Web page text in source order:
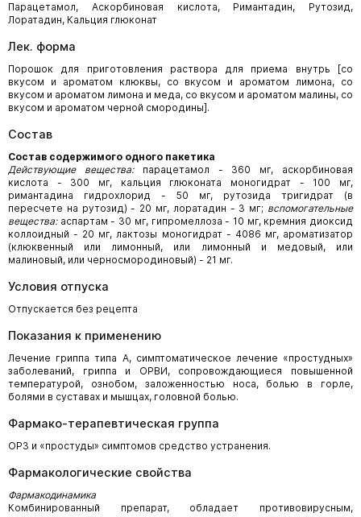
Парацетамол, Аскорбиновая кислота, Римантадин, Рутозид,
Лоратадин, Кальция глюконат
Лек. форма
Порошок для приготовления раствора для приема внутрь [со
вкусом и ароматом клюквы, со вкусом и ароматом лимона, со
вкусом и ароматом лимона и меда, со вкусом и ароматом малины, со
вкусом и ароматом черной смородины].
Состав
Состав содержимого одного пакетика
Действующие вещества: парацетамол - 360 мг, аскорбиновая
кислота - 300 мг, кальция глюконата моногидрат - 100 мг,
римантадина гидрохлорид - 50 мг, рутозида тригидрат (в
пересчете на рутозид) - 20 мг, лоратадин - 3 мг; вспомогательные
вещества: аспартам - 30 мг, гипромеллоза - 10 мг, кремния диоксид
коллоидный - 20 мг, лактозы моногидрат - 4086 мг, ароматизатор
(клюквенный или лимонный, или лимонный и медовый, или
малиновый, или черносмородиновый) - 21 мг.
Условия отпуска
Отпускается без рецепта
Показания к применению
Лечение гриппа типа А, симптоматическое лечение «простудных»
заболеваний, гриппа и ОРВИ, сопровождающиеся повышенной
температурой, ознобом, заложенностью носа, болью в горле,
болями в суставах и мышцах, головной болью.
Фармако-терапевтическая группа
ОРЗ и «простуды» симптомов средство устранения.
Фармакологические свойства
Фармакодинамика
Комбинированный препарат, обладает противовирусным,